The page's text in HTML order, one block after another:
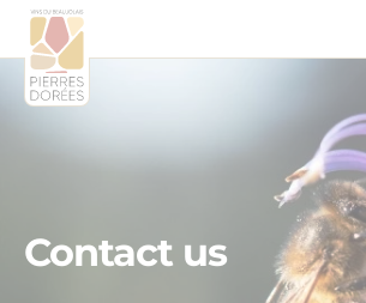
Panneau de gestion des cookies
Contact us